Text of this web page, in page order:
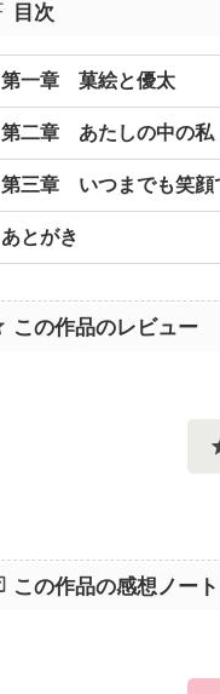
目次
第一章 菓絵と優太
第二章 あたしの中の私
第三章 いつまでも笑顔
あとがき
この作品のレビュー
この作品の感想ノート